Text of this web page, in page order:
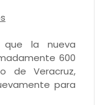
que la nueva
600
de Veracruz,
para